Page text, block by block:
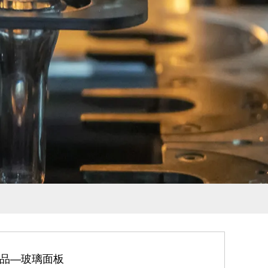
—玻璃面板